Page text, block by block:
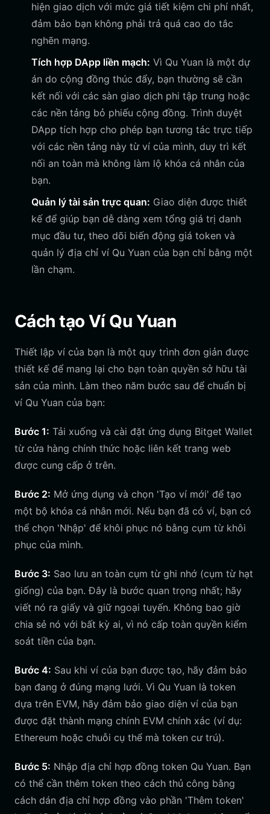
hiện giao dịch với mức giá tiết kiệm chi phí nhất,
đảm bảo bạn không phải trả quá cao do tắc
nghẽn mạng.
Tích hợp DApp liền mạch: Vì Qu Yuan là một dự
án do cộng đồng thúc đẩy, bạn thường sẽ cần
kết nối với các sàn giao dịch phi tập trung hoặc
các nền tảng bỏ phiếu cộng đồng. Trình duyệt
DApp tích hợp cho phép bạn tương tác trực tiếp
với các nền tảng này từ ví của mình, duy trì kết
nối an toàn mà không làm lộ khóa cá nhân của
bạn.
Quản lý tài sản trực quan: Giao diện được thiết
kế để giúp bạn dễ dàng xem tổng giá trị danh
mục đầu tư, theo dõi biến động giá token và
quản lý địa chỉ ví Qu Yuan của bạn chỉ bằng một
lần chạm.
Cách tạo Ví Qu Yuan
Thiết lập ví của bạn là một quy trình đơn giản được
thiết kế để mang lại cho bạn toàn quyền sở hữu tài
sản của mình. Làm theo năm bước sau để chuẩn bị
ví Qu Yuan của bạn:
Bước 1: Tải xuống và cài đặt ứng dụng Bitget Wallet
từ cửa hàng chính thức hoặc liên kết trang web
được cung cấp ở trên.
Bước 2: Mở ứng dụng và chọn 'Tạo ví mới' để tạo
một bộ khóa cá nhân mới. Nếu bạn đã có ví, bạn có
thể chọn 'Nhập' để khôi phục nó bằng cụm từ khôi
phục của mình.
Bước 3: Sao lưu an toàn cụm từ ghi nhớ (cụm từ hạt
giống) của bạn. Đây là bước quan trọng nhất; hãy
viết nó ra giấy và giữ ngoại tuyến. Không bao giờ
chia sẻ nó với bất kỳ ai, vì nó cấp toàn quyền kiểm
soát tiền của bạn.
Bước 4: Sau khi ví của bạn được tạo, hãy đảm bảo
bạn đang ở đúng mạng lưới. Vì Qu Yuan là token
dựa trên EVM, hãy đảm bảo giao diện ví của bạn
được đặt thành mạng chính EVM chính xác (ví dụ:
Ethereum hoặc chuỗi cụ thể mà token cư trú).
Bước 5: Nhập địa chỉ hợp đồng token Qu Yuan. Bạn
có thể cần thêm token theo cách thủ công bằng
cách dán địa chỉ hợp đồng vào phần 'Thêm token'